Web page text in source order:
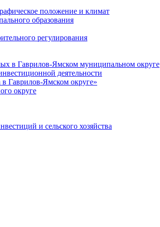
положение и климат
образования
регулирования
в Гаврилов-Ямском муниципальном округе
деятельности
Гаврилов-Ямском округе»
округе
и сельского хозяйства